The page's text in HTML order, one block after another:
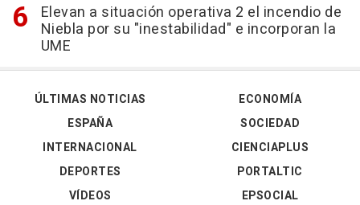
Elevan a situación operativa 2 el incendio de
Niebla por su "inestabilidad" e incorporan la
UME
ÚLTIMAS NOTICIAS
ESPAÑA
INTERNACIONAL
DEPORTES
VÍDEOS
ECONOMÍA
SOCIEDAD
CIENCIAPLUS
PORTALTIC
EPSOCIAL